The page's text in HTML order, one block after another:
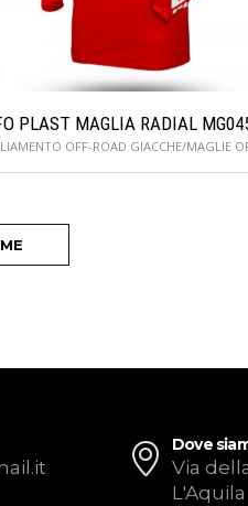
PLAST MAGLIA RADIAL
Dove
Via
L'Aquila